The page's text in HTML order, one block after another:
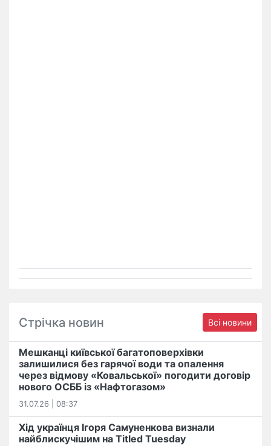
Стрічка новин Всі новини
Мешканці київської багатоповерхівки
залишилися без гарячої води та опалення
через відмову «Ковальської» погодити договір
нового ОСББ із «Нафтогазом»
31.07.26 | 08:37
Хід українця Ігоря Самуненкова визнали
найблискучішим на Titled Tuesday